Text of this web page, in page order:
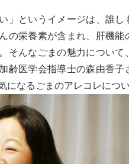
い」というイメージは、誰
の栄養素が含まれ、肝機
そんなごまの魅力につい
齢医学会指導士の森由香
になるごまのアレコレにつ